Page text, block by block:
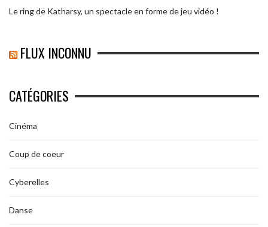
Le ring de Katharsy, un spectacle en forme de jeu vidéo !
FLUX INCONNU
CATÉGORIES
Cinéma
Coup de coeur
Cyberelles
Danse